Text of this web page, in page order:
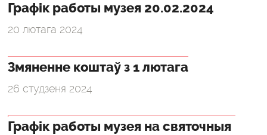
Графік работы музея 20.02.2024
20 лютага 2024
Змяненне коштаў з 1 лютага
26 студзеня 2024
Графік работы музея на святочныя